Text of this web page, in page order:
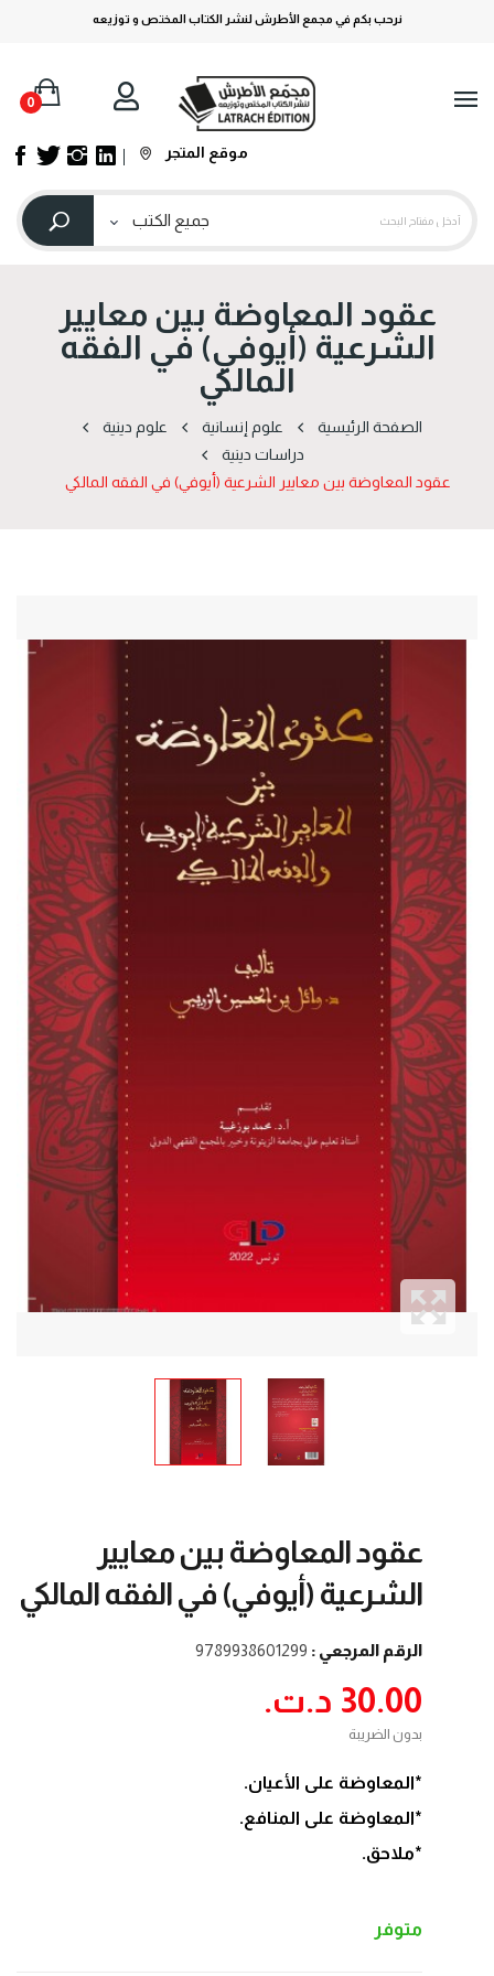
نرحب بكم في مجمع الأطرش لنشر الكتاب المختص و توزيعه
0
موقع المتجر
عقود المعاوضة بين معايير
الشرعية (أيوفي) في الفقه
المالكي
الصفحة الرئيسية علوم إنسانية
علوم دينية
دراسات دینیة
عقود المعاوضة بين معايير الشرعية (أيوفي) في الفقه المالكي
عقود المعاوضة بين معايير
الشرعية (أيوفي) في الفقه المالكي
الرقم المرجعي : 9789938601299
30.00 د.ت.‏
بدون الضريبة
*المعاوضة على الأعيان.
*المعاوضة على المنافع.
*ملاحق.
متوفر